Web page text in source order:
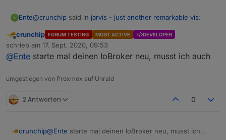
E Ente@crunchip said in jarvis - just another remarkable vis:
@Enterechts neben dem Mülleimer
über den oben angegebenen Weg bin ich gegangen:
Nach Klick auf dieses Icon, kommt dies:
Offline
crunchip FORUM TESTING MOST ACTIVE DEVELOPER
schrieb am 17. Sept. 2020, 09:53
zuletzt editiert von
@Ente starte mal deinen IoBroker neu, musst ich auch
umgestiegen von Proxmox auf Unraid
2 Antworten 0
crunchip@Ente starte mal deinen IoBroker neu, musst ich